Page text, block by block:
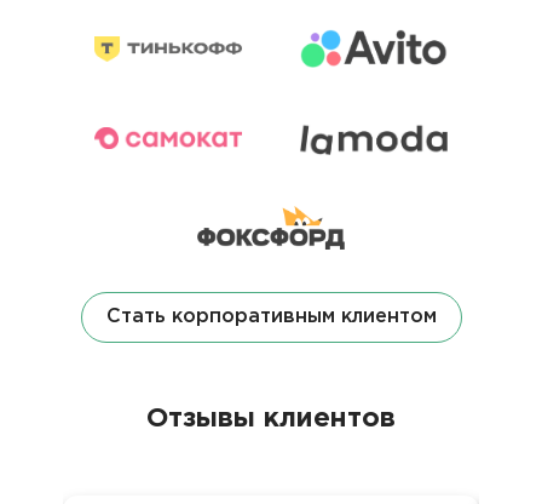
Стать корпоративным клиентом
Отзывы клиентов